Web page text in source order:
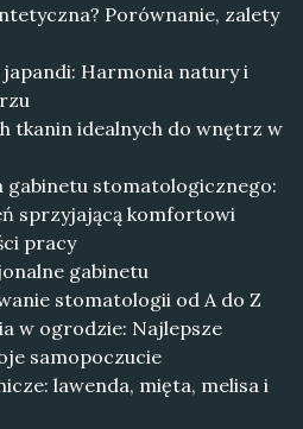
Porównanie, zalety
Harmonia natury i
tkanin idealnych do wnętrz w
stomatologicznego:
sprzyjającą komfortowi
pracy
gabinetu
stomatologii od A do Z
w ogrodzie: Najlepsze
samopoczucie
lawenda, mięta, melisa i